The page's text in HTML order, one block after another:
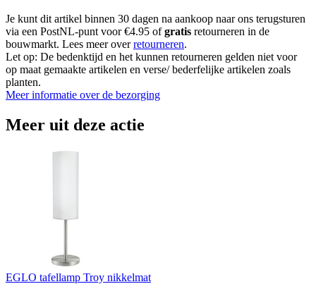
Je kunt dit artikel binnen 30 dagen na aankoop naar ons terugsturen
via een PostNL-punt voor €4.95 ofgratis retourneren in de
bouwmarkt. Lees meer overretourneren.
Let op: De bedenktijd en het kunnen retourneren gelden niet voor
op maat gemaakte artikelen en verse/ bederfelijke artikelen zoals
planten.
Meer informatie over de bezorging
Meer uit deze actie
EGLO tafellamp Troy nikkelmat